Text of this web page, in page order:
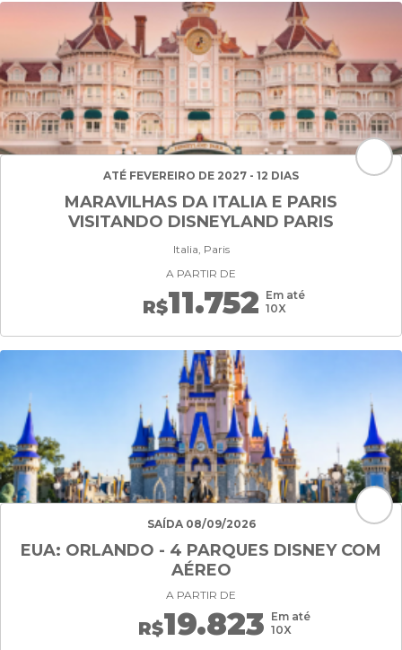
ATÉ FEVEREIRO DE 2027 - 12 DIAS
MARAVILHAS DA ITALIA E PARIS
VISITANDO DISNEYLAND PARIS
Italia, Paris
A PARTIR DE
R$11.752 Em até
10X
SAÍDA 08/09/2026
EUA: ORLANDO - 4 PARQUES DISNEY COM
AÉREO
A PARTIR DE
R$19.823 Em até
10X